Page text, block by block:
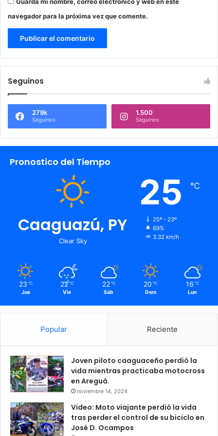
Guarda mi nombre, correo electrónico y web en este
navegador para la próxima vez que comente.
Seguinos
279k
Seguinos
1.500
Seguinos
Pronostico del Tiempo
Caaguazú, PY
Clear Sky
25 ℃
25º - 23º
69%
3.32 km/h
23 ℃
Jue
22 ℃
Vie
22 ℃
Sáb
20 ℃
Dom
16 ℃
Lun
Popular Reciente
Joven piloto caaguaceño perdió la
vida mientras practicaba motocross
en Areguá.
noviembre 14, 2024
Video: Moto viajante perdió la vida
tras perder el control de su biciclo en
José D. Ocampos